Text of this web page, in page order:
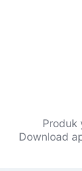
Produk
Download